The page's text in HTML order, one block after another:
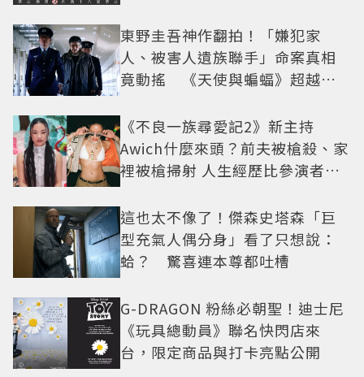
東野圭吾神作翻拍！「嫌犯家
人、被害人遺族聯手」命案真相
竟動搖 《天使與蝙蝠》超越懸
《不良一族尋愛記2》新主持
Awich什麼來頭？前夫被槍殺、家
裡被槍掃射 人生經歷比參演者還
這也太不像了！傑森史塔森「巨
型充氣人偶分身」看了只想說：
蛤？ 驚喜連本尊都吐槽
G-DRAGON 粉絲必朝聖！迪士尼
《玩具總動員》聯名快閃店來
台，限定商品與打卡亮點公開